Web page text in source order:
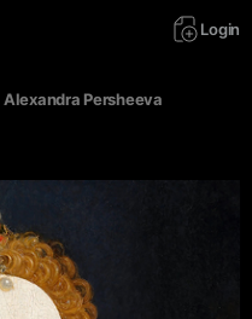
Login
Alexandra Persheeva